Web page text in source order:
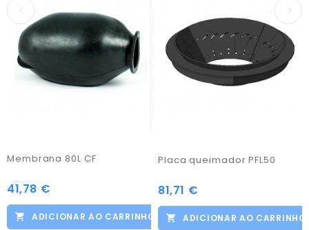
Membrana 80L CF
Preço
41,78 €
ADICIONAR AO CARRINHO
Placa queimador PFL50
Preço
81,71 €
ADICIONAR AO CARRINHO